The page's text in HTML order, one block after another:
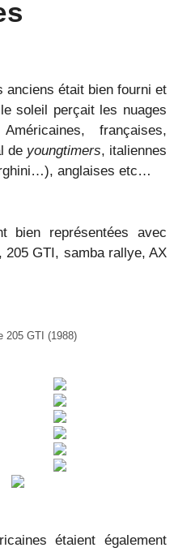
anciens était bien fourni et
soleil perçait les nuages
françaises,
de youngtimers, italiennes
anglaises etc…
bien représentées avec
GTI, samba rallye, AX
205 GTI (1988)
étaient également